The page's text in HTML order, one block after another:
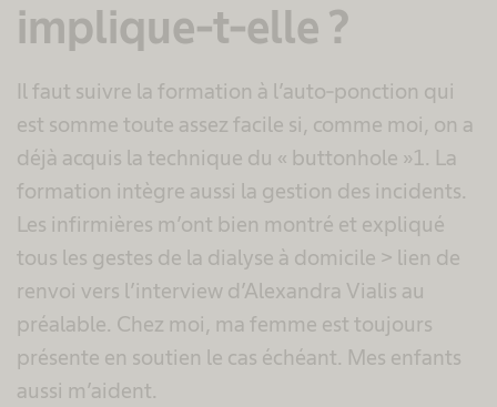
implique-t-elle ?
Il faut suivre la formation à l’auto-ponction qui
est somme toute assez facile si, comme moi, on a
déjà acquis la technique du « buttonhole »1. La
formation intègre aussi la gestion des incidents.
Les infirmières m’ont bien montré et expliqué
tous les gestes de la dialyse à domicile > lien de
renvoi vers l’interview d’Alexandra Vialis au
préalable. Chez moi, ma femme est toujours
présente en soutien le cas échéant. Mes enfants
aussi m’aident.